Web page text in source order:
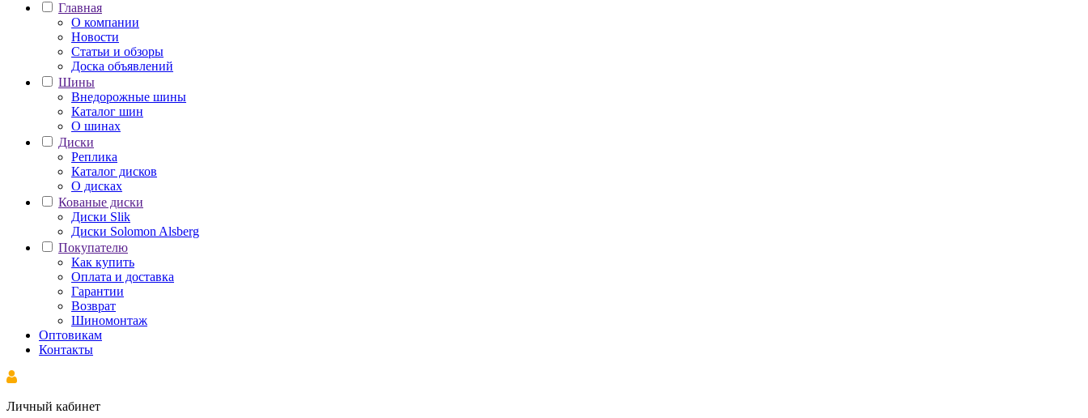
Главная
О компании
Новости
Статьи и обзоры
Доска объявлений
Шины
Внедорожные шины
Каталог шин
О шинах
Диски
Реплика
Каталог дисков
О дисках
Кованые диски
Диски Slik
Диски Solomon Alsberg
Покупателю
Как купить
Оплата и доставка
Гарантии
Возврат
Шиномонтаж
Оптовикам
Контакты
Личный кабинет